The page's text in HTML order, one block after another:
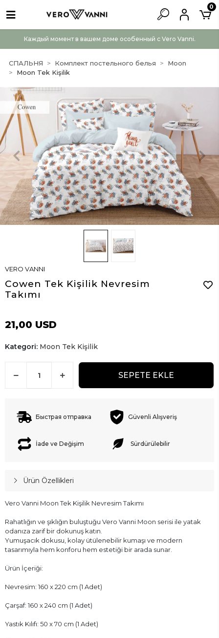
Каждый момент в вашем доме особенный с Vero Vanni.
0
СПАЛЬНЯ Комплект постельного белья
Moon
Moon Tek Kişilik
VERO VANNI
Cowen Tek Kişilik Nevresim
Takımı
21,00 USD
Kategori: Moon Tek Kişilik
SEPETE EKLE
Быстрая отправка Güvenli Alışveriş
İade ve Değişim Sürdürülebilir
Ürün Özellikleri
Vero Vanni Moon Tek Kişilik Nevresim Takımı
Rahatlığın ve şıklığın buluştuğu Vero Vanni Moon serisi ile yatak
odanıza zarif bir dokunuş katın.
Yumuşacık dokusu, kolay ütülenebilir kumaşı ve modern
tasarımıyla hem konforu hem estetiği bir arada sunar.
Ürün İçeriği:
Nevresim: 160 x 220 cm (1 Adet)
Çarşaf: 160 x 240 cm (1 Adet)
Yastık Kılıfı: 50 x 70 cm (1 Adet)